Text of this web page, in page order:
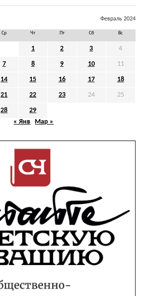
Февраль 2024
Ср Чт Пт Сб Вс
1 2 3 4
7 8 9 10 11
14 15 16 17 18
21 22 23 24 25
28
29
« Янв
Мар »